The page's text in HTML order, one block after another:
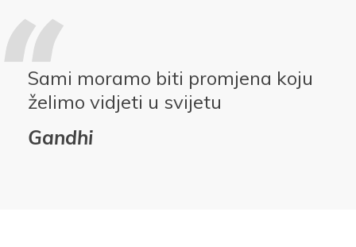
Sami moramo biti promjena koju
želimo vidjeti u svijetu
Gandhi